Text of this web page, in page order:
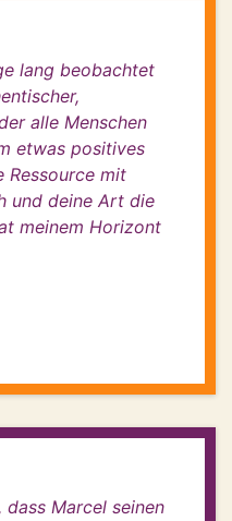
lang beobachtet
alle Menschen
etwas positives
Ressource mit
und deine Art die
meinem Horizont
Marcel seinen